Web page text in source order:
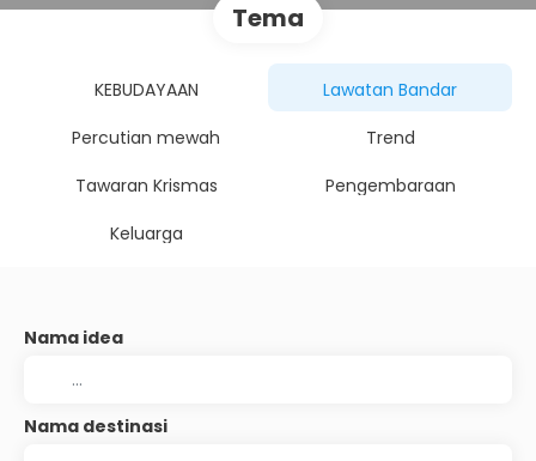
Tema
KEBUDAYAAN
Lawatan Bandar
Percutian mewah
Trend
Tawaran Krismas
Pengembaraan
Keluarga
Nama idea
Nama destinasi